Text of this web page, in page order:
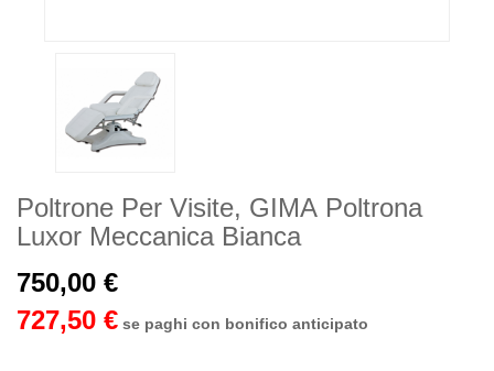
Poltrone Per Visite, GIMA Poltrona
Luxor Meccanica Bianca
750,00 €
727,50 € se paghi con bonifico anticipato